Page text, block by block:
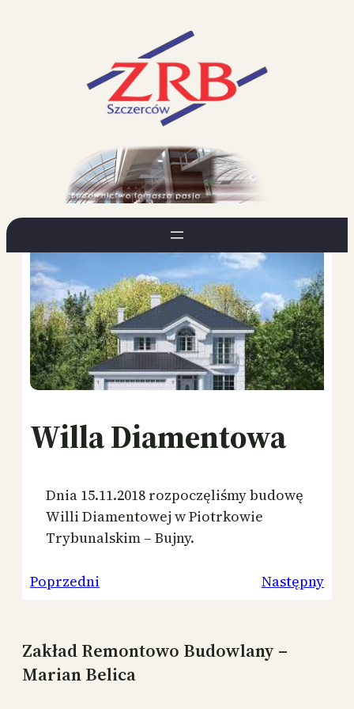
Willa Diamentowa
Dnia 15.11.2018 rozpoczęliśmy budowę
Willi Diamentowej w Piotrkowie
Trybunalskim – Bujny.
Poprzedni Następny
Zakład Remontowo Budowlany –
Marian Belica